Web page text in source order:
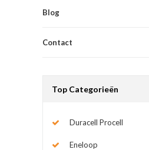
Blog
Contact
Top Categorieën
Duracell Procell
Eneloop